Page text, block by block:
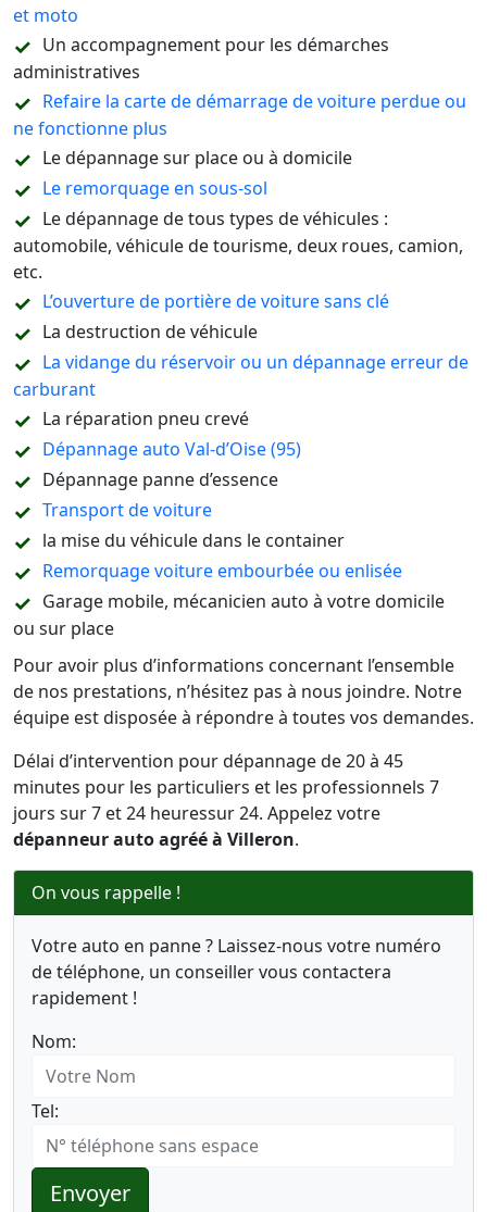
et moto
Un accompagnement pour les démarches
administratives
Refaire la carte de démarrage de voiture perdue ou
ne fonctionne plus
Le dépannage sur place ou à domicile
Le remorquage en sous-sol
Le dépannage de tous types de véhicules :
automobile, véhicule de tourisme, deux roues, camion,
etc.
L’ouverture de portière de voiture sans clé
La destruction de véhicule
La vidange du réservoir ou un dépannage erreur de
carburant
La réparation pneu crevé
Dépannage auto Val-d’Oise (95)
Dépannage panne d’essence
Transport de voiture
la mise du véhicule dans le container
Remorquage voiture embourbée ou enlisée
Garage mobile, mécanicien auto à votre domicile
ou sur place
Pour avoir plus d’informations concernant l’ensemble
de nos prestations, n’hésitez pas à nous joindre. Notre
équipe est disposée à répondre à toutes vos demandes.
Délai d’intervention pour dépannage de 20 à 45
minutes pour les particuliers et les professionnels 7
jours sur 7 et 24 heuressur 24. Appelez votre
dépanneur auto agréé à Villeron.
On vous rappelle !
Votre auto en panne ? Laissez-nous votre numéro
de téléphone, un conseiller vous contactera
rapidement !
Nom:
Tel:
Envoyer